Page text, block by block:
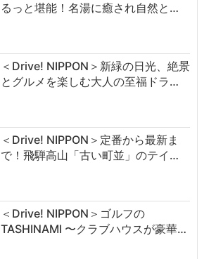
るっと堪能！名湯に癒され自然と…
＜Drive! NIPPON＞新緑の日光、絶景
とグルメを楽しむ大人の至福ドラ…
＜Drive! NIPPON＞定番から最新ま
で！飛騨高山「古い町並」のテイ…
＜Drive! NIPPON＞ゴルフの
TASHINAMI 〜クラブハウスが豪華…